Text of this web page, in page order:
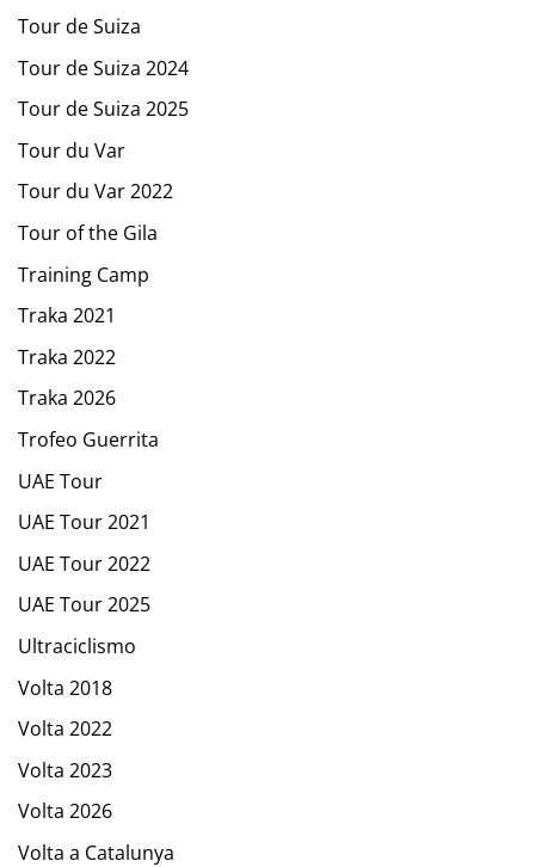
Tour de Suiza
Tour de Suiza 2024
Tour de Suiza 2025
Tour du Var
Tour du Var 2022
Tour of the Gila
Training Camp
Traka 2021
Traka 2022
Traka 2026
Trofeo Guerrita
UAE Tour
UAE Tour 2021
UAE Tour 2022
UAE Tour 2025
Ultraciclismo
Volta 2018
Volta 2022
Volta 2023
Volta 2026
Volta a Catalunya